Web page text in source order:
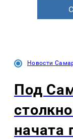
Новости
Под
начата